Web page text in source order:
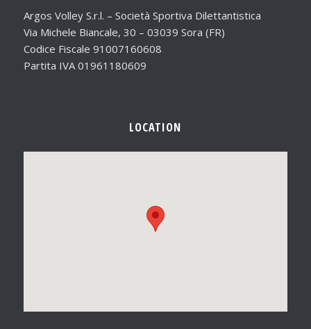
Argos Volley S.r.l. – Società Sportiva Dilettantistica
Via Michele Biancale, 30 – 03039 Sora (FR)
Codice Fiscale 91007160608
Partita IVA 01961180609
LOCATION